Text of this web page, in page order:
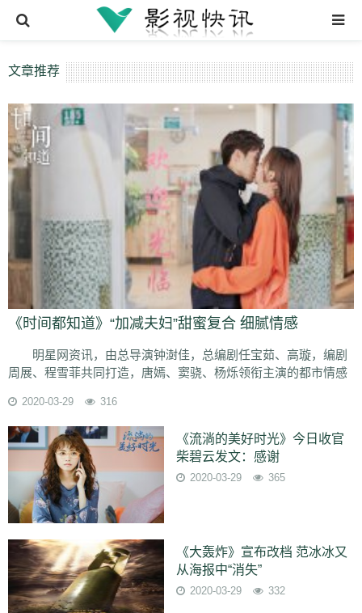
电视剧
动漫
经典影视
经典电影
经典电视剧
经典老片
文章推荐
《时间都知道》“加减夫妇”甜蜜复合 细腻情感
明星网资讯，由总导演钟澍佳，总编剧任宝茹、高璇，编剧
周展、程雪菲共同打造，唐嫣、窦骁、杨烁领衔主演的都市情感
潮迭起，剧情中“加减夫妇”因外界原因被迫分手，但二人心中从
未忘记彼此，虐恋情深惹得观众泪目，不少网友评论：“求有情人
一定要终成眷属啊!” ···
2020-03-29 316
《流淌的美好时光》今日收官
柴碧云发文：感谢
2020-03-29 365
《大轰炸》宣布改档 范冰冰又
从海报中“消失”
2020-03-29 332